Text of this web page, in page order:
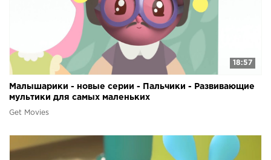
18:57
Малышарики - новые серии - Пальчики - Развивающие
мультики для самых маленьких
Get Movies